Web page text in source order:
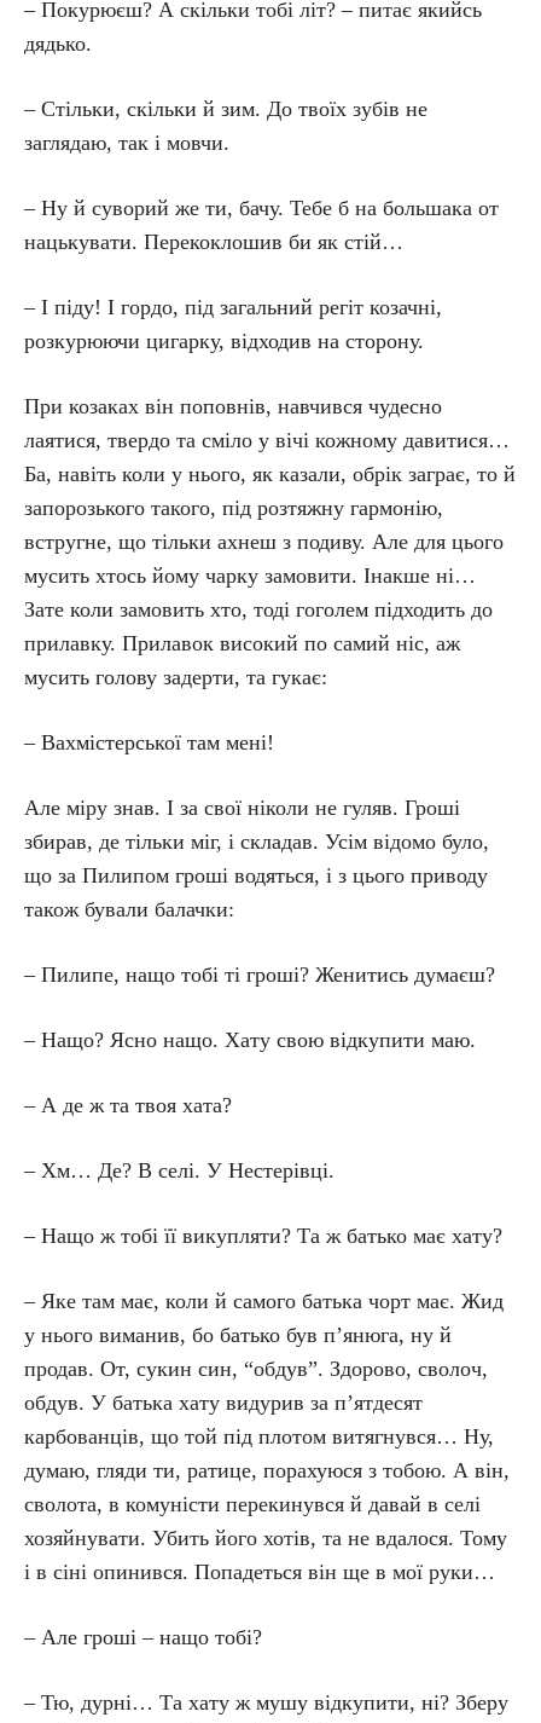
– Покурюєш? А скільки тобі літ? – питає якийсь
дядько.
– Стільки, скільки й зим. До твоїх зубів не
заглядаю, так і мовчи.
– Ну й суворий же ти, бачу. Тебе б на большака от
нацькувати. Перекоклошив би як стій…
– І піду! І гордо, під загальний регіт козачні,
розкурюючи цигарку, відходив на сторону.
При козаках він поповнів, навчився чудесно
лаятися, твердо та сміло у вічі кожному давитися…
Ба, навіть коли у нього, як казали, обрік заграє, то й
запорозького такого, під розтяжну гармонію,
встругне, що тільки ахнеш з подиву. Але для цього
мусить хтось йому чарку замовити. Інакше ні…
Зате коли замовить хто, тоді гоголем підходить до
прилавку. Прилавок високий по самий ніс, аж
мусить голову задерти, та гукає:
– Вахмістерської там мені!
Але міру знав. І за свої ніколи не гуляв. Гроші
збирав, де тільки міг, і складав. Усім відомо було,
що за Пилипом гроші водяться, і з цього приводу
також бували балачки:
– Пилипе, нащо тобі ті гроші? Женитись думаєш?
– Нащо? Ясно нащо. Хату свою відкупити маю.
– А де ж та твоя хата?
– Хм… Де? В селі. У Нестерівці.
– Нащо ж тобі її викупляти? Та ж батько має хату?
– Яке там має, коли й самого батька чорт має. Жид
у нього виманив, бо батько був п’янюга, ну й
продав. От, сукин син, “обдув”. Здорово, сволоч,
обдув. У батька хату видурив за п’ятдесят
карбованців, що той під плотом витягнувся… Ну,
думаю, гляди ти, ратице, порахуюся з тобою. А він,
сволота, в комуністи перекинувся й давай в селі
хозяйнувати. Убить його хотів, та не вдалося. Тому
і в сіні опинився. Попадеться він ще в мої руки…
– Але гроші – нащо тобі?
– Тю, дурні… Та хату ж мушу відкупити, ні? Зберу